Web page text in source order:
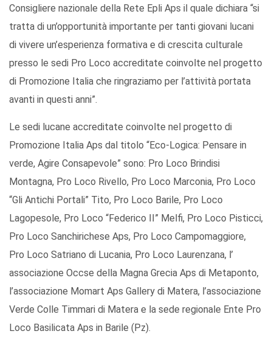
Consigliere nazionale della Rete Epli Aps il quale dichiara “si
tratta di un’opportunità importante per tanti giovani lucani
di vivere un’esperienza formativa e di crescita culturale
presso le sedi Pro Loco accreditate coinvolte nel progetto
di Promozione Italia che ringraziamo per l’attività portata
avanti in questi anni”.
Le sedi lucane accreditate coinvolte nel progetto di
Promozione Italia Aps dal titolo “Eco-Logica: Pensare in
verde, Agire Consapevole” sono: Pro Loco Brindisi
Montagna, Pro Loco Rivello, Pro Loco Marconia, Pro Loco
“Gli Antichi Portali” Tito, Pro Loco Barile, Pro Loco
Lagopesole, Pro Loco “Federico II” Melfi, Pro Loco Pisticci,
Pro Loco Sanchirichese Aps, Pro Loco Campomaggiore,
Pro Loco Satriano di Lucania, Pro Loco Laurenzana, l’
associazione Occse della Magna Grecia Aps di Metaponto,
l’associazione Momart Aps Gallery di Matera, l’associazione
Verde Colle Timmari di Matera e la sede regionale Ente Pro
Loco Basilicata Aps in Barile (Pz).